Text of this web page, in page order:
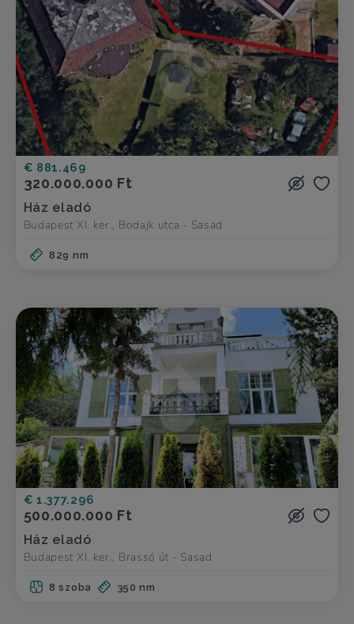
€ 881.469
320.000.000 Ft
Ház eladó
Budapest XI. ker., Bodajk utca - Sasad
829 nm
€ 1.377.296
500.000.000 Ft
Ház eladó
Budapest XI. ker., Brassó út - Sasad
8 szoba 350 nm